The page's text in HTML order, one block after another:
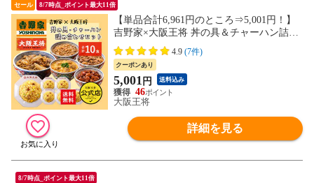
セール 8/7時点_ポイント最大11倍
【単品合計6,961円のところ⇒5,001円！】
吉野家×大阪王将 丼の具＆チャーハン詰め
合わせセット(合計10食)＜北海道・沖縄は
別途追加送料＞ 牛丼 チャーハン レンチン
ギフト【決算SALE】
4.9 (7件)
クーポンあり
5,001 円 送料込み
46
大阪王将
詳細を見る
8/7時点_ポイント最大11倍